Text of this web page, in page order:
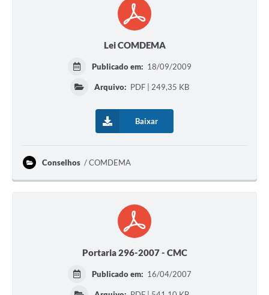
Lei COMDEMA
Publicado em: 18/09/2009
Arquivo: PDF | 249,35 KB
Baixar
Conselhos COMDEMA
Portaria 296-2007 - CMC
Publicado em: 16/04/2007